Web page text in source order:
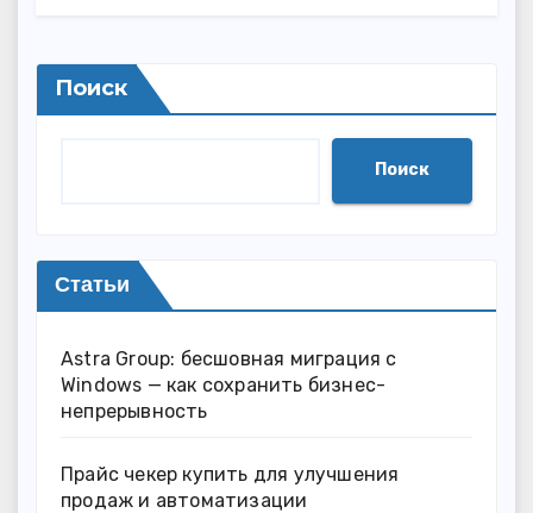
Поиск
Поиск
Статьи
Astra Group: бесшовная миграция с
Windows — как сохранить бизнес-
непрерывность
Прайс чекер купить для улучшения
продаж и автоматизации